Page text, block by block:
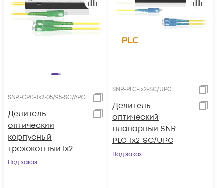
SNR-CPC-1x2-05/95-SC/APC
Делитель
оптический
корпусный
трехоконный 1х2-
05/95 SC/APC
Под заказ
SNR-PLC-1x2-SC/UPC
Делитель
оптический
планарный SNR-
PLC-1x2-SC/UPC
Под заказ